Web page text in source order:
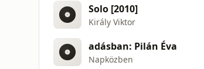
Solo [2010]
Király Viktor
adásban: Pilán Éva
Napközben